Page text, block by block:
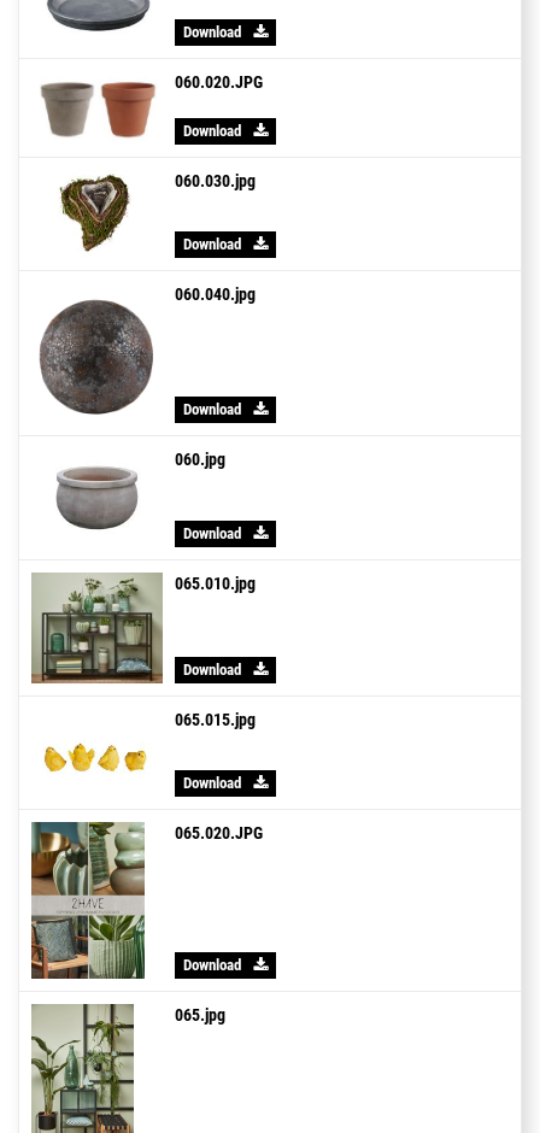
Download
060.020.JPG
Download
060.030.jpg
Download
060.040.jpg
Download
060.jpg
Download
065.010.jpg
Download
065.015.jpg
Download
065.020.JPG
Download
065.jpg